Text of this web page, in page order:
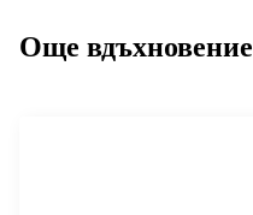
Още вдъхновение